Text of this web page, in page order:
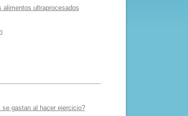
alimentos ultraprocesados
gastan al hacer ejercicio?